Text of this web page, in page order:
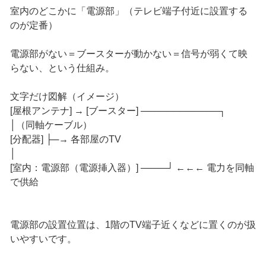
室内のどこかに「電源部」（テレビ端子付近に設置する
のが定番）
電源部がない＝ブースターが動かない＝信号が弱くて映
らない、という仕組み。
文字だけ図解（イメージ）
[屋根アンテナ] → [ブースター] ────────────┐
│（同軸ケーブル）
[分配器] ├─→ 各部屋のTV
[室内：電源部（電源挿入器）] ────┘ ←←← 電力を同軸
で供給
電源部の設置位置は、1階のTV端子近くなどに置くのが扱
いやすいです。